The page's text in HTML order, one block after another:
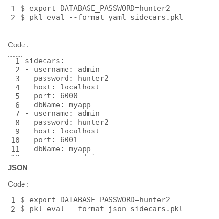
1
2
$ export DATABASE_PASSWORD=hunter2
$ pkl eval --format yaml sidecars.pkl
Code :
1
2
3
4
5
6
7
8
9
10
11
12
13
15
17
18
sidecars:
- username: admin
  password: hunter2
  host: localhost
  port: 6000
  dbName: myapp
- username: admin
  password: hunter2
  host: localhost
  port: 6001
  dbName: myapp
- username: admin
  password: hunter2
  port: 6002
- username: admin
  password: hunter2
JSON
Code :
1
2
$ export DATABASE_PASSWORD=hunter2
$ pkl eval --format json sidecars.pkl